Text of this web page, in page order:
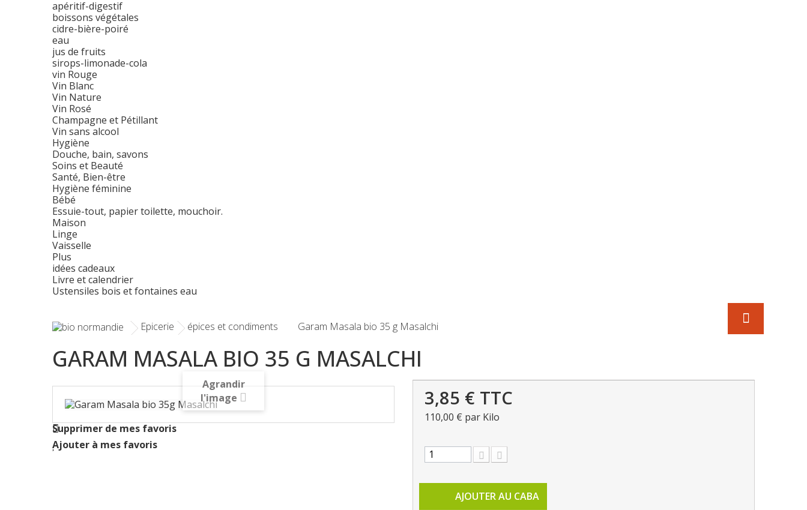
apéritif-digestif
boissons végétales
cidre-bière-poiré
eau
jus de fruits
sirops-limonade-cola
vin Rouge
Vin Blanc
Vin Nature
Vin Rosé
Champagne et Pétillant
Vin sans alcool
Hygiène
Douche, bain, savons
Soins et Beauté
Santé, Bien-être
Hygiène féminine
Bébé
Essuie-tout, papier toilette, mouchoir.
Maison
Linge
Vaisselle
Plus
idées cadeaux
Livre et calendrier
Ustensiles bois et fontaines eau
Epicerie épices et condiments Garam Masala bio 35 g Masalchi
GARAM MASALA BIO 35 G MASALCHI
Agrandir
l'image
Supprimer de mes favoris
Ajouter à mes favoris
3,85 € TTC
110,00 € par Kilo
AJOUTER AU CABA